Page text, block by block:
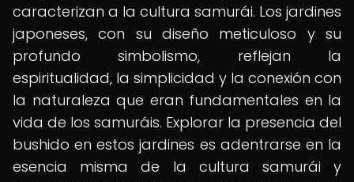
caracterizan a la cultura samurái. Los jardines
japoneses, con su diseño meticuloso y su
profundo simbolismo, reflejan la
espiritualidad, la simplicidad y la conexión con
la naturaleza que eran fundamentales en la
vida de los samuráis. Explorar la presencia del
bushido en estos jardines es adentrarse en la
esencia misma de la cultura samurái y